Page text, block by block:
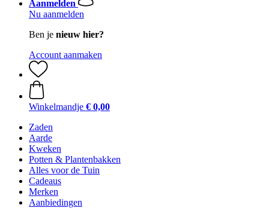
Aanmelden
Nu aanmelden
Ben je nieuw hier?
Account aanmaken
Winkelmandje € 0,00
Zaden
Aarde
Kweken
Potten & Plantenbakken
Alles voor de Tuin
Cadeaus
Merken
Aanbiedingen